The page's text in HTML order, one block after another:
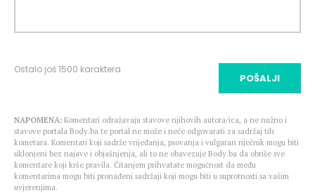
Ostalo još1500 karaktera
POŠALJI
NAPOMENA: Komentari odražavaju stavove njihovih autora/ica, a ne nužno i
stavove portala Body.ba te portal ne može i neće odgovarati za sadržaj tih
kometara. Komentari koji sadrže vrijeđanja, psovanja i vulgaran riječnik mogu biti
uklonjeni bez najave i objašnjenja, ali to ne obavezuje Body.ba da obriše sve
komentare koji krše pravila. Čitanjem prihvatate mogućnost da među
komentarima mogu biti pronađeni sadržaji koji mogu biti u suprotnosti sa vašim
uvjerenjima.